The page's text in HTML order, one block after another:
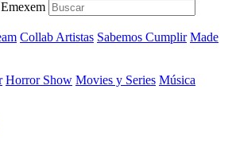
Collab Artistas Sabemos Cumplir Made
Horror Show Movies y Series Música